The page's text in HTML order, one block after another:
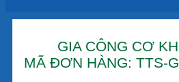
GIA CÔNG CƠ
MÃ ĐƠN HÀNG: TTS-